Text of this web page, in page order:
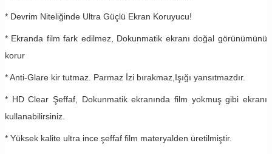
* Devrim Niteliğinde Ultra Güçlü Ekran Koruyucu!
* Ekranda film fark edilmez, Dokunmatik ekranı doğal görünümünü
korur
* Anti-Glare kir tutmaz. Parmaz İzi bırakmaz,Işığı yansıtmazdır.
* HD Clear Şeffaf, Dokunmatik ekranında film yokmuş gibi ekranı
kullanabilirsiniz.
* Yüksek kalite ultra ince şeffaf film materyalden üretilmiştir.